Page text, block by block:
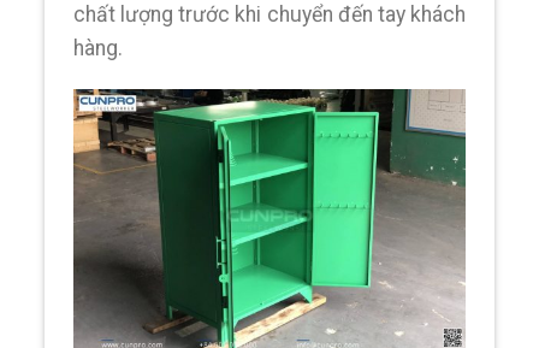
chất lượng trước khi chuyển đến tay khách
hàng.